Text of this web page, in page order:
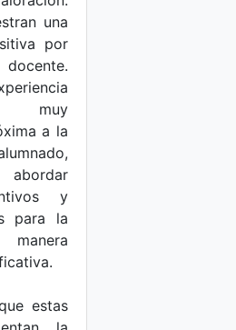
una
por
muy
a la
y
para la
estas